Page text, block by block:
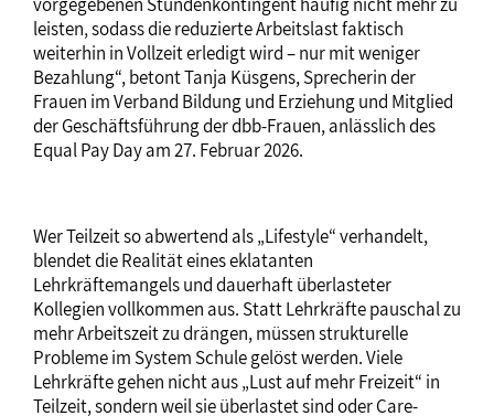
leisten, sodass die reduzierte Arbeitslast faktisch
weiterhin in Vollzeit erledigt wird – nur mit weniger
Bezahlung“, betont Tanja Küsgens, Sprecherin der
Frauen im Verband Bildung und Erziehung und Mitglied
der Geschäftsführung der dbb-Frauen, anlässlich des
Equal Pay Day am 27. Februar 2026.
Wer Teilzeit so abwertend als „Lifestyle“ verhandelt,
blendet die Realität eines eklatanten
Lehrkräftemangels und dauerhaft überlasteter
Kollegien vollkommen aus. Statt Lehrkräfte pauschal zu
mehr Arbeitszeit zu drängen, müssen strukturelle
Probleme im System Schule gelöst werden. Viele
Lehrkräfte gehen nicht aus „Lust auf mehr Freizeit“ in
Teilzeit, sondern weil sie überlastet sind oder Care-